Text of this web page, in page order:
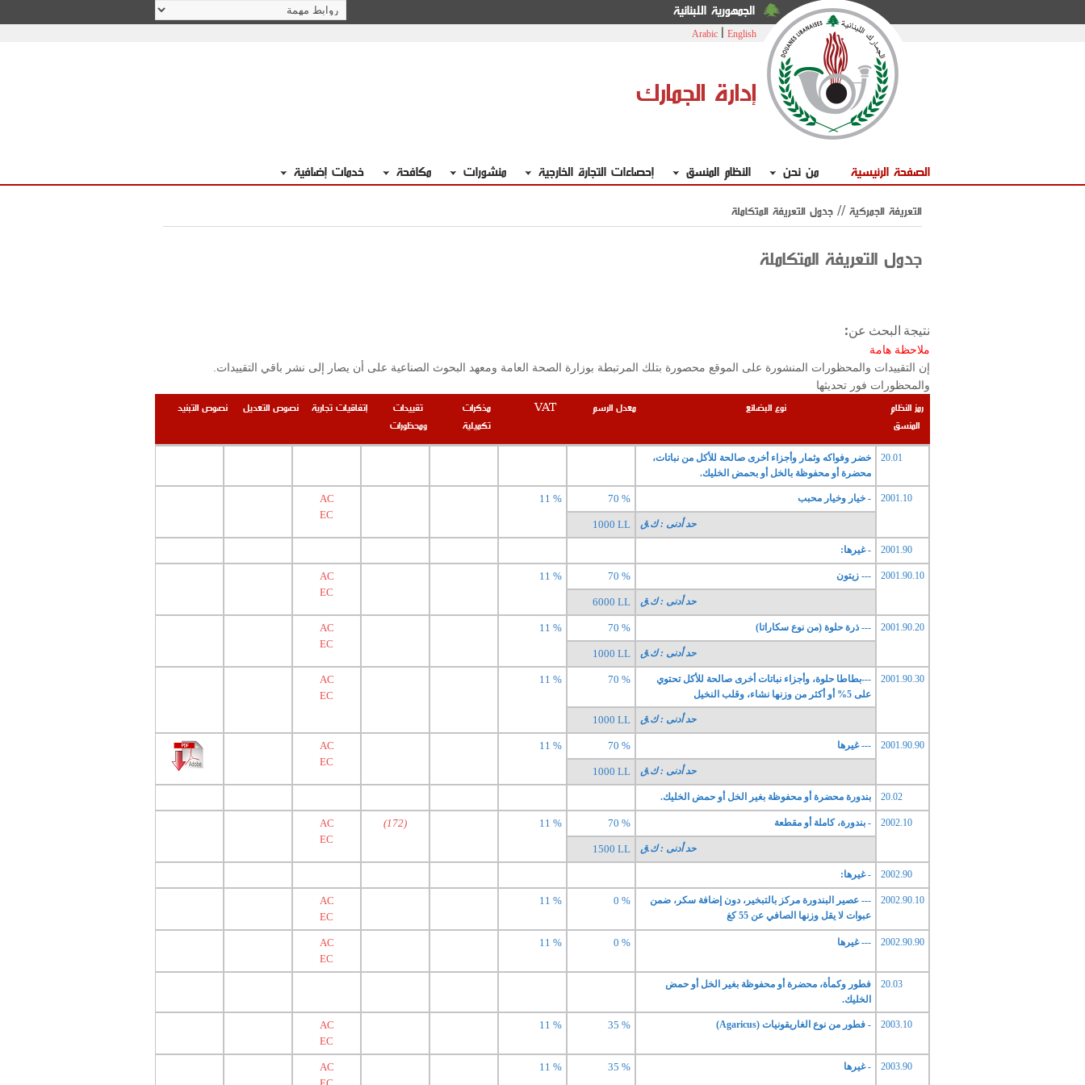
الجمهورية اللبنانية
Arabic English
إدارة الجمارك
الصفحة الرئيسية من نحن النظام المنسق إحصاءات التجارة الخارجية منشورات مكافحة خدمات إضافية
التعريفة الجمركية // جدول التعريفة المتكاملة
جدول التعريفة المتكاملة
نتيجة البحث عن:
ملاحظة هامة
والمحظورات فور تحديثها
رمز النظام
المنسق
نوع البضائع معدل الرسم VAT
مذكرات
تكميلية
تقييدات
ومحظورات
إتفاقيات تجارية نصوص التعديل نصوص التبنيد
20.01
خضر وفواكه وثمار وأجزاء أخرى صالحة للأكل من نباتات،
محضرة أو محفوظة بالخل أو بحمض الخليك.
2001.10 - خيار وخيار محبب 70 %
11 %
AC
EC
حد أدنى : ك.ق 1000 LL
2001.90 - غيرها:
2001.90.10 --- زيتون 70 %
11 %
AC
EC
حد أدنى : ك.ق 6000 LL
2001.90.20 --- ذرة حلوة (من نوع سكاراتا) 70 %
11 %
AC
EC
حد أدنى : ك.ق 1000 LL
2001.90.30
---بطاطا حلوة، وأجزاء نباتات أخرى صالحة للأكل تحتوي
على 5% أو أكثر من وزنها نشاء، وقلب النخيل
70 %
11 %
AC
EC
حد أدنى : ك.ق 1000 LL
2001.90.90 --- غيرها 70 %
11 %
AC
EC
حد أدنى : ك.ق 1000 LL
20.02 بندورة محضرة أو محفوظة بغير الخل أو حمض الخليك.
2002.10 - بندورة، كاملة أو مقطعة 70 %
11 %
(172)
AC
EC
حد أدنى : ك.ق 1500 LL
2002.90 - غيرها:
2002.90.10
--- عصير البندورة مركز بالتبخير، دون إضافة سكر، ضمن
عبوات لا يقل وزنها الصافي عن 55 كغ
0 %
11 %
AC
EC
2002.90.90 --- غيرها 0 %
11 %
AC
EC
20.03
فطور وكمأة، محضرة أو محفوظة بغير الخل أو حمض
الخليك.
2003.10 - فطور من نوع الغاريقونيات (Agaricus) 35 %
11 %
AC
EC
2003.90 - غيرها 35 %
11 %
AC